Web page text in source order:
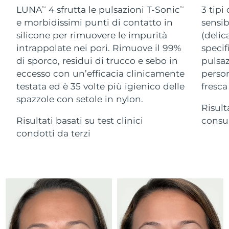
LUNATM 4 sfrutta le pulsazioni T-SonicTM
e morbidissimi punti di contatto in
silicone per rimuovere le impurità
intrappolate nei pori. Rimuove il 99%
di sporco, residui di trucco e sebo in
eccesso con un’efficacia clinicamente
testata ed è 35 volte più igienico delle
spazzole con setole in nylon.
Risultati basati su test clinici
condotti da terzi
3 tipi
For healthy hair
18% PAP
Cosmetici Uomini
Vedi tutto
APP FOREO
Israele Consegna stimata 8/16/26
Italia Consegna stimata 8/12/26
Giappone Consegna stimata 8/15/26
Jersey Consegna stimata 8/17/26
8/14/26
Kuwait
Libano Consegna stimata8/13/26
Lituania Consegna stimata 8/12/26